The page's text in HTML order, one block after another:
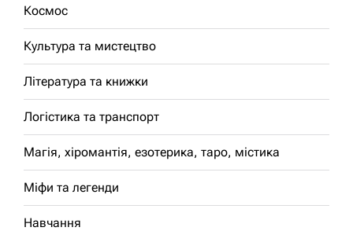
Космос
Культура та мистецтво
Література та книжки
Логістика та транспорт
Магія, хіромантія, езотерика, таро, містика
Міфи та легенди
Навчання